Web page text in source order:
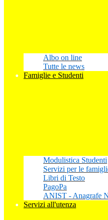
Albo on line
Tutte le news
Famiglie e Studenti
Modulistica Studenti
Servizi per le
Libri di Testo
PagoPa
ANIST - Anagrafe
Servizi all'utenza